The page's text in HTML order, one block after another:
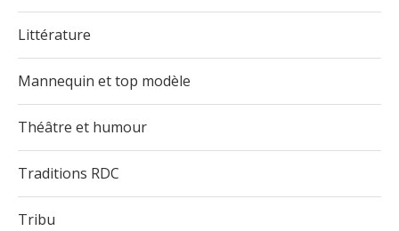
Littérature
Mannequin et top modèle
Théâtre et humour
Traditions RDC
Tribu